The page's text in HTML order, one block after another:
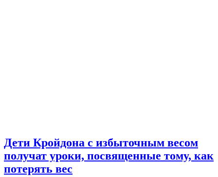
Дети Кройдона с избыточным весом
получат уроки, посвященные тому, как
потерять вес